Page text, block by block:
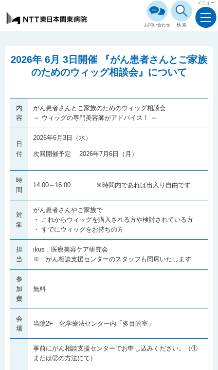
お問い合わせ 検索
メニュー
2026年 6月 3日開催 『がん患者さんとご家族
のためのウィッグ相談会』について
内
容
がん患者さんとご家族のためのウィッグ相談会
～ ウィッグの専門美容師がアドバイス！ ～
日
付
2026年6月3日（水）
次回開催予定 2026年7月6日（月）
時
間
14:00～16:00 ※時間内であれば出入り自由です
対
象
がん患者さんやご家族で
・ これからウィッグを購入される方や検討されている方
・ すでにウィッグをお持ちの方
担
当
ikus，医療美容ケア研究会
※ がん相談支援センターのスタッフも同席いたします
参
加
費
無料
会
場
当院2F 化学療法センター内「多目的室」
事前にがん相談支援センターでお申し込みください。（①
または②の方法にて）